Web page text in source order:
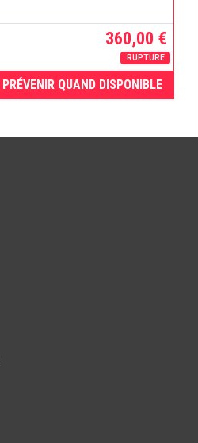
360,00 €
RUPTURE
PRÉVENIR QUAND DISPONIBLE